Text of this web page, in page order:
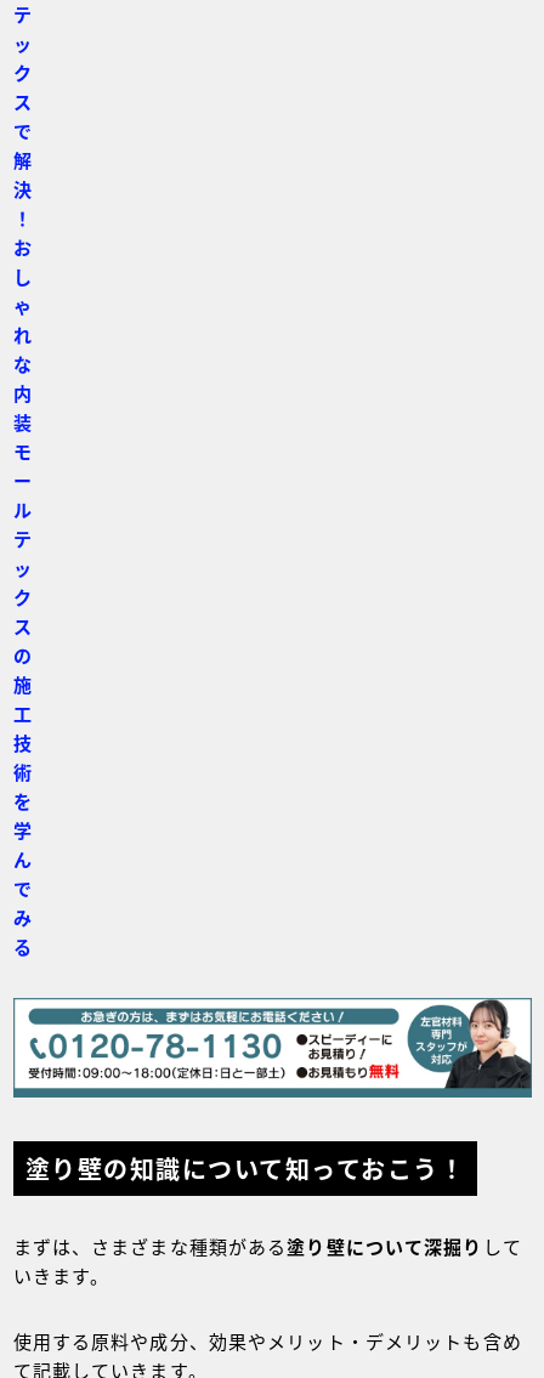
テ
ッ
ク
ス
で
解
決
！
お
し
ゃ
れ
な
内
装
モ
ー
ル
テ
ッ
ク
ス
の
施
工
技
術
を
学
ん
で
み
る
塗り壁の知識について知っておこう！
まずは、さまざまな種類がある塗り壁について深掘り して
いきます。
使用する原料や成分、効果やメリット・デメリットも含め
て記載していきます。